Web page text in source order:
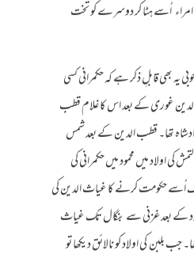
اُسے ہٹا کر دوسرے کو تخت
بھی قابلِ ذکر ہے کہ حکمرانی کسی
غوری کے بعد اس کا غلام قطب
تھا۔ قطب الدین کے بعد شمس
کی اولاد میں محمود میں حکمرانی کی
اُسے حکومت کرنے کا غیاث الدین کی
کے بعد غزنی سے بنگال تک غیاث
جب بلبن کی اولاد کو نالائق دیکھا تو